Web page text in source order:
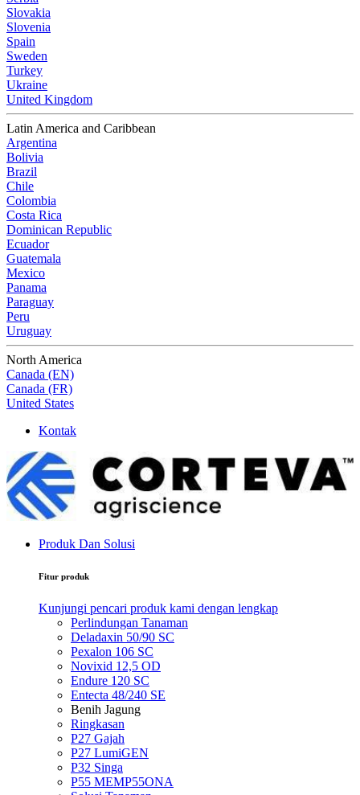
Slovakia
Slovenia
Spain
Sweden
Turkey
Ukraine
United Kingdom
Latin America and Caribbean
Argentina
Bolivia
Brazil
Chile
Colombia
Costa Rica
Dominican Republic
Ecuador
Guatemala
Mexico
Panama
Paraguay
Peru
Uruguay
North America
Canada (EN)
Canada (FR)
United States
Kontak
Produk Dan Solusi
Fitur produk
Kunjungi pencari produk kami dengan lengkap
Perlindungan Tanaman
Deladaxin 50/90 SC
Pexalon 106 SC
Novixid 12,5 OD
Endure 120 SC
Entecta 48/240 SE
Benih Jagung
Ringkasan
P27 Gajah
P27 LumiGEN
P32 Singa
P55 MEMP55ONA